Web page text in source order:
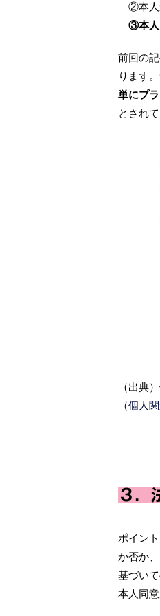
②本人
③本人
前回の
ります
単にプ
とされて
（出典
（個人
３．
ポイン
か否か
基づい
本人同